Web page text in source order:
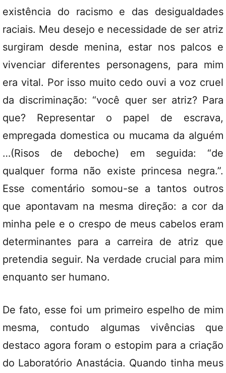
existência do racismo e das desigualdades
raciais. Meu desejo e necessidade de ser atriz
surgiram desde menina, estar nos palcos e
vivenciar diferentes personagens, para mim
era vital. Por isso muito cedo ouvi a voz cruel
da discriminação: “você quer ser atriz? Para
que? Representar o papel de escrava,
empregada domestica ou mucama da alguém
…(Risos de deboche) em seguida: “de
qualquer forma não existe princesa negra.”.
Esse comentário somou-se a tantos outros
que apontavam na mesma direção: a cor da
minha pele e o crespo de meus cabelos eram
determinantes para a carreira de atriz que
pretendia seguir. Na verdade crucial para mim
enquanto ser humano.
De fato, esse foi um primeiro espelho de mim
mesma, contudo algumas vivências que
destaco agora foram o estopim para a criação
do Laboratório Anastácia. Quando tinha meus